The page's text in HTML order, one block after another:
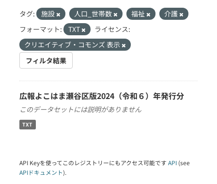
タグ: 施設 人口_世帯数 福祉
介護
フォーマット:
TXT
ライセンス:
クリエイティブ・コモンズ 表示
フィルタ結果
広報よこはま瀬谷区版2024（令和６）年発行分
このデータセットには説明がありません
TXT
API Keyを使ってこのレジストリーにもアクセス可能です API (see
APIドキュメント).